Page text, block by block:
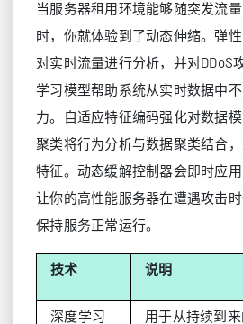
当服务器租用环境能够随突发流
时，你就体验到了动态伸缩。弹性
对实时流量进行分析，并对DDoS
学习模型帮助系统从实时数据中
力。自适应特征编码强化对数据
聚类将行为分析与数据聚类结合
特征。动态缓解控制器会即时应
让你的高性能服务器在遭遇攻击时
保持服务正常运行。
技术 说明
深度学习
用于从持续到